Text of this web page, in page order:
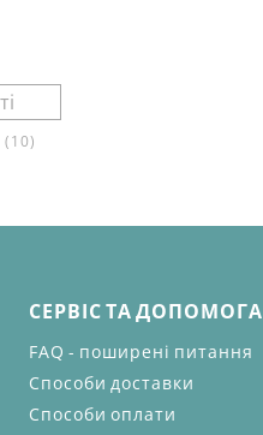
(10)
СЕРВІС ТА ДОПОМОГА
FAQ - поширені питання
Способи доставки
Способи оплати